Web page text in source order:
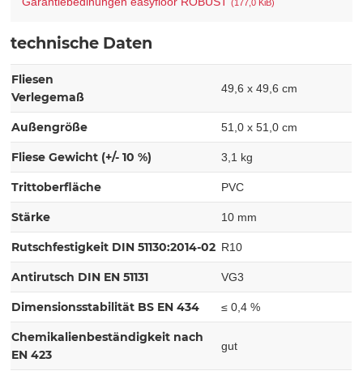
(177,0 KiB)
technische Daten
Fliesen
Verlegemaß
49,6 x 49,6 cm
Außengröße 51,0 x 51,0 cm
Fliese Gewicht (+/- 10 %) 3,1 kg
Trittoberfläche PVC
Stärke 10 mm
Rutschfestigkeit DIN 51130:2014-02 R10
Antirutsch DIN EN 51131 VG3
Dimensionsstabilität BS EN 434 ≤ 0,4 %
Chemikalienbeständigkeit nach
EN 423
gut